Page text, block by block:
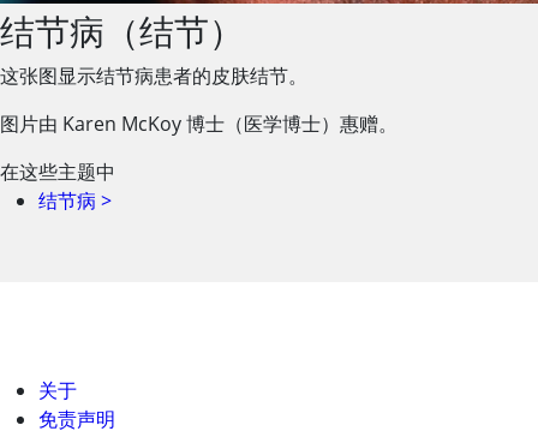
结节病（结节）
这张图显示结节病患者的皮肤结节。
图片由 Karen McKoy 博士（医学博士）惠赠。
在这些主题中
结节病 >
关于
免责声明